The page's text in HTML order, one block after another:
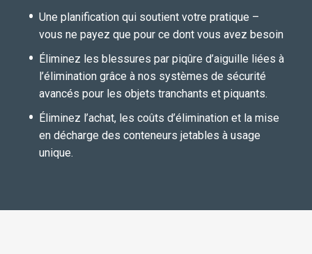
Une planification qui soutient votre pratique –
vous ne payez que pour ce dont vous avez besoin
Éliminez les blessures par piqûre d’aiguille liées à
l’élimination grâce à nos systèmes de sécurité
avancés pour les objets tranchants et piquants.
Éliminez l’achat, les coûts d’élimination et la mise
en décharge des conteneurs jetables à usage
unique.